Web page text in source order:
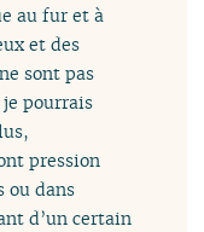
au fur et à
et des
sont pas
pourrais
pression
ou dans
d’un certain